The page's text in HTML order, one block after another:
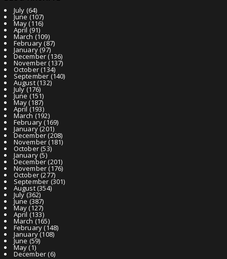
July (64)
June(107)
May(116)
April (91)
March (109)
February(87)
January(97)
December(136)
November(137)
October(134)
September (140)
August(132)
July(176)
June(151)
May(187)
April (193)
March (192)
February(169)
January(201)
December(208)
November(181)
October(53)
January(5)
December(201)
November(176)
October(277)
September (301)
August(354)
July(362)
June(387)
May(127)
April (133)
March (165)
February(148)
January(108)
June (59)
May(1)
December(6)